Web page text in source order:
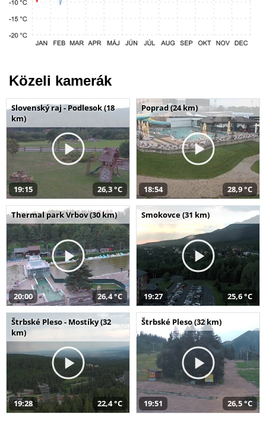
Közeli kamerák
Slovenský raj - Podlesok (18
km)
19:15 26,3 °C
Poprad (24 km)
18:54 28,9 °C
Thermal park Vrbov (30 km)
20:00 26,4 °C
Smokovce (31 km)
19:27 25,6 °C
Štrbské Pleso - Mostíky (32
km)
19:28 22,4 °C
Štrbské Pleso (32 km)
19:51 26,5 °C